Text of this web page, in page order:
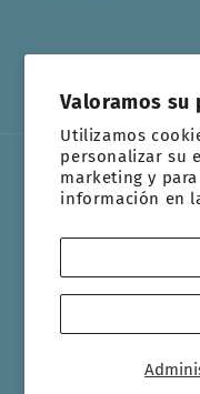
Valoramos su
Utilizamos
personalizar su
marketing y
información en
Formas
pago
© 2026,Villa Católica
Política de reembolso